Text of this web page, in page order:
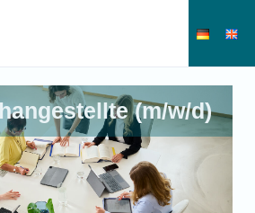
(m/w/d)